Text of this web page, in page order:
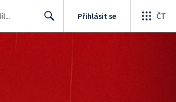
Přihlásit se ČT